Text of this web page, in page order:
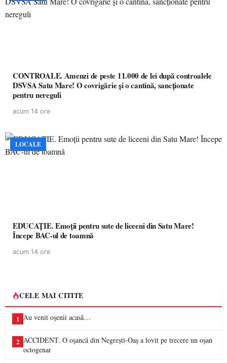
CONTROALE. Amenzi de peste 11.000 de lei după controalele
DSVSA Satu Mare! O covrigărie și o cantină, sancționate
pentru nereguli
acum 14 ore
LOCALE
EDUCAȚIE. Emoții pentru sute de liceeni din Satu Mare!
Începe BAC-ul de toamnă
acum 14 ore
CELE MAI CITITE
1 Au venit oșenii acasă…
2 ACCIDENT. O oșancă din Negrești-Oaș a lovit pe trecere un oșan
octogenar